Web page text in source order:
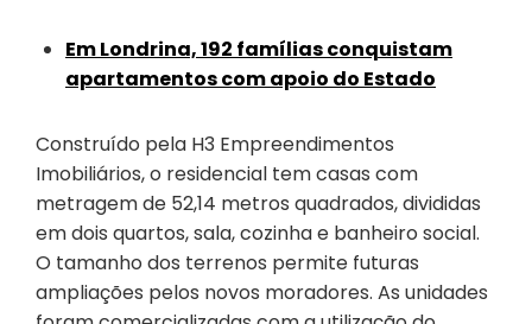
Em Londrina, 192 famílias conquistam
apartamentos com apoio do Estado
Construído pela H3 Empreendimentos
Imobiliários, o residencial tem casas com
metragem de 52,14 metros quadrados, divididas
em dois quartos, sala, cozinha e banheiro social.
O tamanho dos terrenos permite futuras
ampliações pelos novos moradores. As unidades